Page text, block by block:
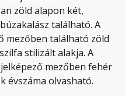
zöld alapon két,
található. A
mezőben található zöld
stilizált alakja. A
mezőben fehér
évszáma olvasható.